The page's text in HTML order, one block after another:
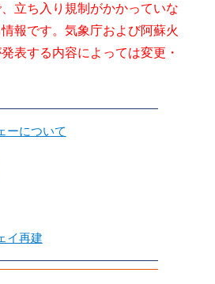
立ち入り規制がかかっていな
報です。気象庁および阿蘇火
表する内容によっては変更・
ーについて
イ再建